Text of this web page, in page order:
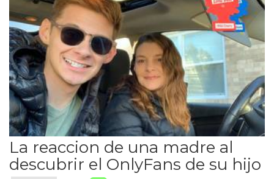
La reaccion de una madre al
descubrir el OnlyFans de su hijo